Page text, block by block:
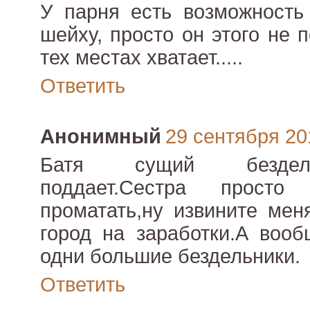
У парня есть
шейху, просто он этого не
тех местах хватает.....
Ответить
Анонимный 29 сентября
Батя сущий
поддает.Сестра
проматать,ну извините
город на заработки.А
одни большие бездельники.
Ответить